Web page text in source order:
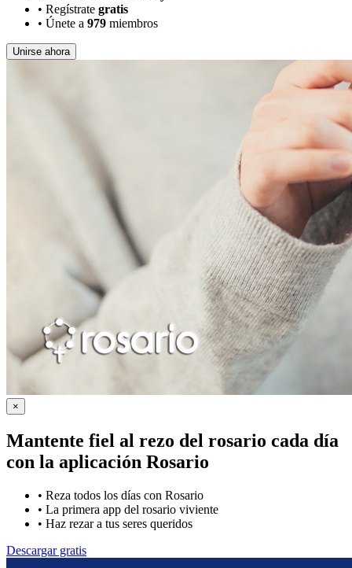
• Regístrate gratis
• Únete a 979 miembros
Unirse ahora
×
Mantente fiel al rezo del rosario cada día
con la aplicación Rosario
• Reza todos los días con Rosario
• La primera app del rosario viviente
• Haz rezar a tus seres queridos
Descargar gratis